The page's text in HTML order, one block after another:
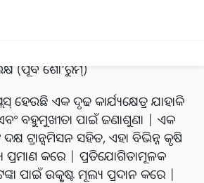
ଏବଂ 2 ଓଲଟା ଗିଅର୍ |
(ପୂର୍ବ ଶୋ’ରୁମ୍)
ହେଉଛି ଏକ ଦୃଢ କାର୍ଯ୍ୟକ୍ଷେତ୍ର ଯାହାକି
ବହୁମୁଖୀତା ପାଇଁ ଜଣାଶୁଣା | ଏକ
ଟ୍ରାନ୍ସମିସନ ସହିତ, ଏହା ବିଭିନ୍ନ କୃଷି
ପ୍ରମାଣ କରେ | ପ୍ରତିଯୋଗିତାମୂଳକ
ପାଇଁ ଉତ୍କୃଷ୍ଟ ମୂଲ୍ୟ ପ୍ରଦାନ କରେ |